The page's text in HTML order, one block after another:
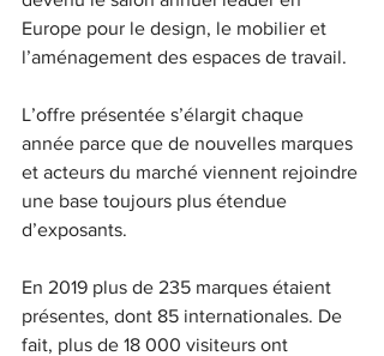
Europe pour le design, le mobilier et
l’aménagement des espaces de travail.
L’offre présentée s’élargit chaque
année parce que de nouvelles marques
et acteurs du marché viennent rejoindre
une base toujours plus étendue
d’exposants.
En 2019 plus de 235 marques étaient
présentes, dont 85 internationales. De
fait, plus de 18 000 visiteurs ont